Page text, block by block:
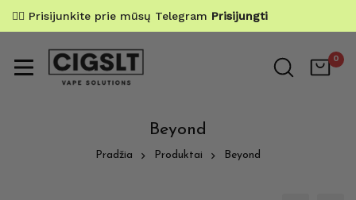
✌🏼 Prisijunkite prie mūsų Telegram Prisijungti
0
Beyond
Pradžia Produktai Beyond